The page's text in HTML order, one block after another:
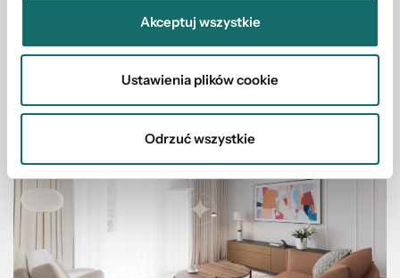
Akceptuj wszystkie
Ustawienia plików cookie
Odrzuć wszystkie